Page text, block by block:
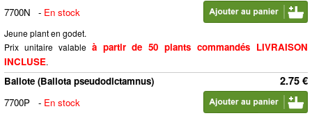
7700N
- En stock
Jeune plant en godet.
Prix unitaire valable à partir de 50 plants commandés LIVRAISON
INCLUSE.
2.75 €
Ballote (Ballota pseudodictamnus)
7700P
- En stock